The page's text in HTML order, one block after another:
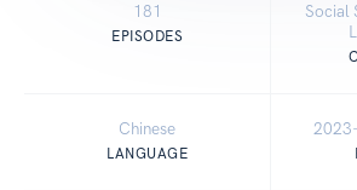
181
EPISODES
Social
Chinese
LANGUAGE